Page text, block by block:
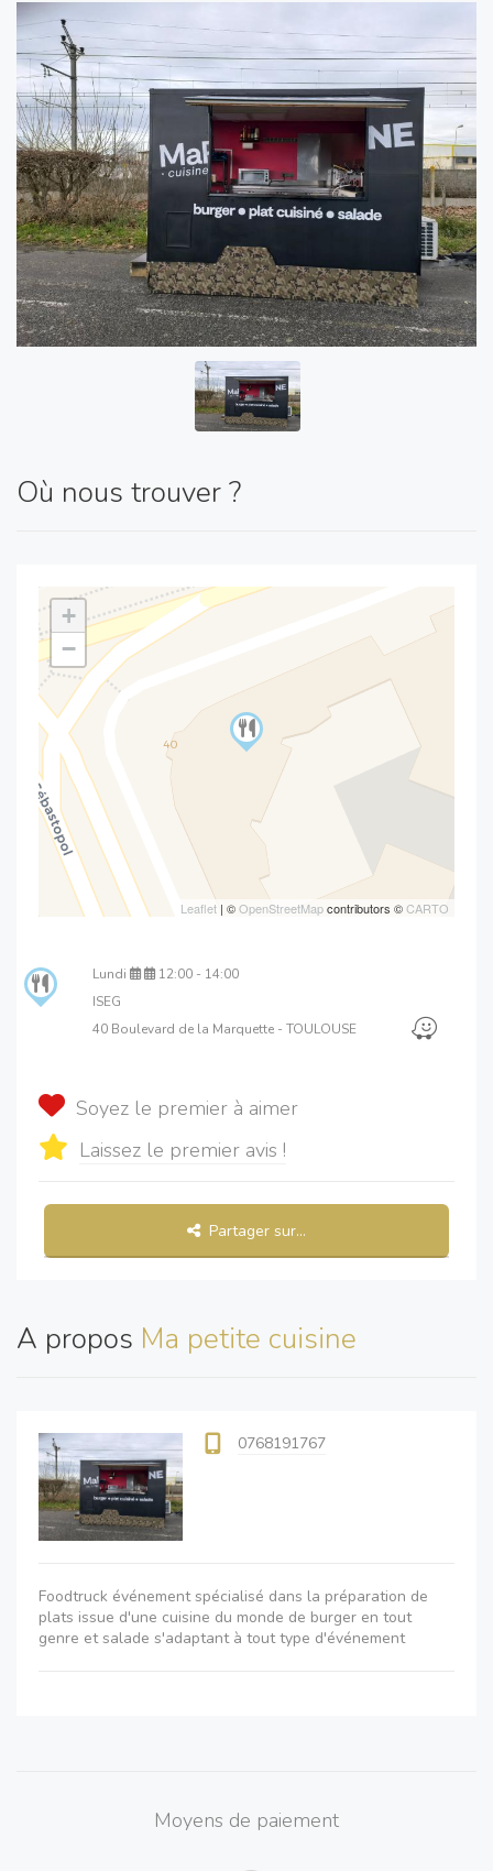
Où nous trouver ?
+
−
Leaflet | ©OpenStreetMapcontributors ©CARTO
Lundi
12:00 - 14:00
ISEG
40 Boulevard de la Marquette - TOULOUSE
Soyez le premier à aimer
Laissez le premier avis !
Partager sur...
A propos Ma petite cuisine
0768191767
Foodtruck événement spécialisé dans la préparation de
plats issue d'une cuisine du monde de burger en tout
genre et salade s'adaptant à tout type d'événement
Moyens de paiement